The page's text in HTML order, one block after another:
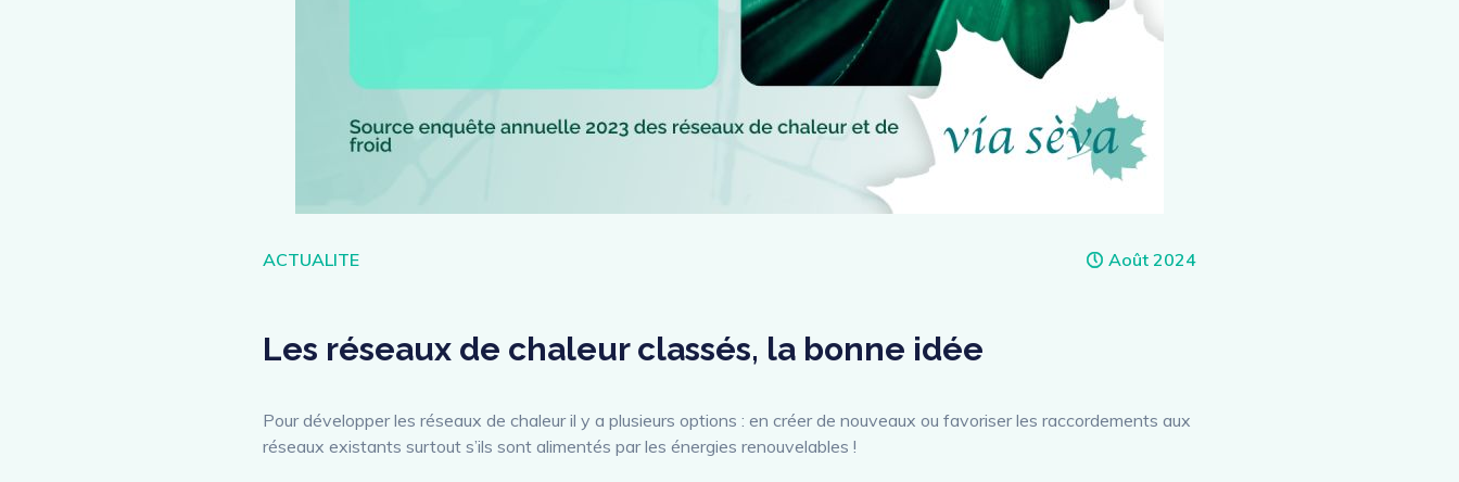
Catégories
ACTUALITE Août 2024
Les réseaux de chaleur classés, la bonne idée
Pour développer les réseaux de chaleur il y a plusieurs options : en créer de nouveaux ou favoriser les raccordements aux
réseaux existants surtout s’ils sont alimentés par les énergies renouvelables !